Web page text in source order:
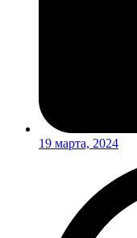
19 марта, 2024